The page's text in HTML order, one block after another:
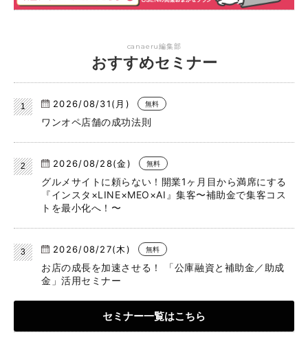
canaeru編集部
おすすめセミナー
2026/08/31(月) 無料
ワンオペ店舗の成功法則
2026/08/28(金) 無料
グルメサイトに頼らない！開業1ヶ月目から満席にする
『インスタ×LINE×MEO×AI』集客〜補助金で集客コス
トを最小化へ！〜
2026/08/27(木) 無料
お店の成長を加速させる！ 「公庫融資と補助金／助成
金」活用セミナー
セミナー一覧はこちら